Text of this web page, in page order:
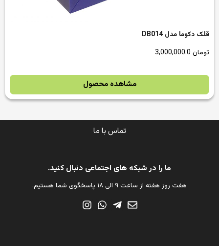
قلک دکوما مدل DB014
تومان
مشاهده محصول
تماس با ما
ما را در شبکه های اجتماعی دنبال کنید.
هفت روز هفته از ساعت ۹ الی ۱۸ پاسخگوی شما هستیم.